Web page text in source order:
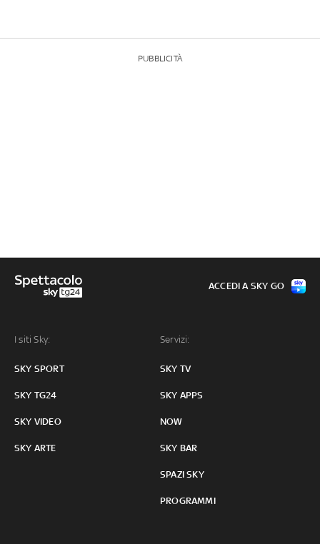
PUBBLICITÀ
I siti Sky:
SKY SPORT
SKY TG24
SKY VIDEO
SKY ARTE
Servizi:
SKY TV
SKY APPS
NOW
SKY BAR
SPAZI SKY
PROGRAMMI
ACCEDI A SKY GO